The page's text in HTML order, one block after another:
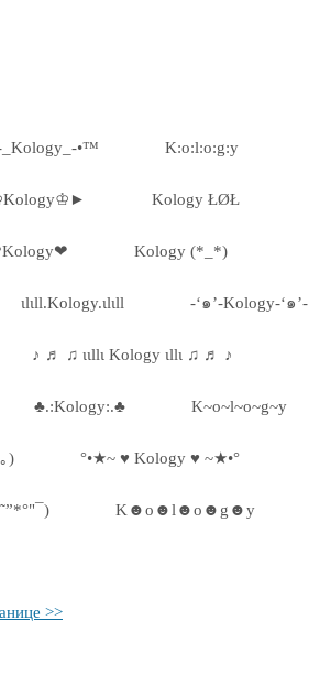
•™ K:o:l:o:g:y
Kology ŁØŁ
Kology (*_*)
ιlιll.Kology.ιlιll -‘๑’-Kology-‘๑’-
♪ ♬ ♫ ιιllι Kology ιllι ♫ ♬ ♪
♣.:Kology:.♣ K~o~l~o~g~y
) °•★~ ♥ Kology ♥ ~★•°
K☻o☻l☻o☻g☻y
>>